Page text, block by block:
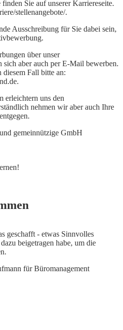
Sie auf unserer Karriereseite.
stellenangebote/.
Ausschreibung für Sie dabei sein,
über unser
aber auch per E-Mail bewerben.
diesem Fall bitte an:
erleichtern uns den
nehmen wir aber auch Ihre
gemeinnützige GmbH
geschafft - etwas Sinnvolles
beigetragen habe, um die
für Büromanagement